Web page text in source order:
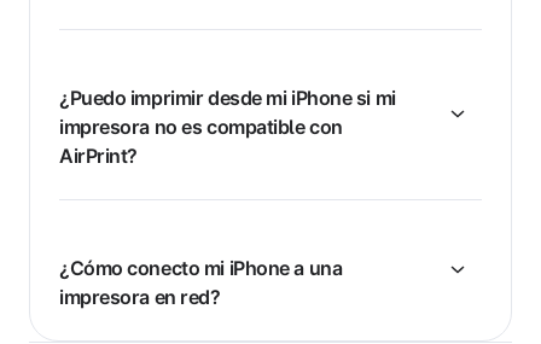
¿Puedo imprimir desde mi iPhone si mi
impresora no es compatible con
AirPrint?
¿Cómo conecto mi iPhone a una
impresora en red?